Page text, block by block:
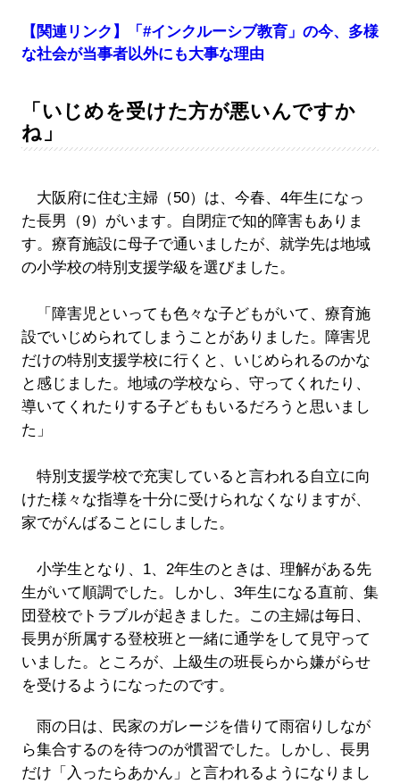
【関連リンク】「#インクルーシブ教育」の今、多様
な社会が当事者以外にも大事な理由
「いじめを受けた方が悪いんですか
ね」
大阪府に住む主婦（50）は、今春、4年生になっ
た長男（9）がいます。自閉症で知的障害もありま
す。療育施設に母子で通いましたが、就学先は地域
の小学校の特別支援学級を選びました。
「障害児といっても色々な子どもがいて、療育施
設でいじめられてしまうことがありました。障害児
だけの特別支援学校に行くと、いじめられるのかな
と感じました。地域の学校なら、守ってくれたり、
導いてくれたりする子どももいるだろうと思いまし
た」
特別支援学校で充実していると言われる自立に向
けた様々な指導を十分に受けられなくなりますが、
家でがんばることにしました。
小学生となり、1、2年生のときは、理解がある先
生がいて順調でした。しかし、3年生になる直前、集
団登校でトラブルが起きました。この主婦は毎日、
長男が所属する登校班と一緒に通学をして見守って
いました。ところが、上級生の班長らから嫌がらせ
を受けるようになったのです。
雨の日は、民家のガレージを借りて雨宿りしなが
ら集合するのを待つのが慣習でした。しかし、長男
だけ「入ったらあかん」と言われるようになりまし